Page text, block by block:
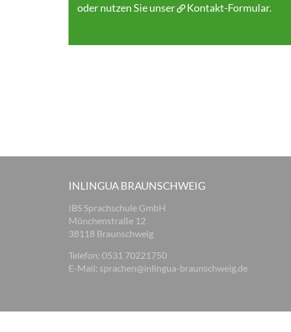
oder nutzen Sie unser Kontakt-Formular.
INLINGUA BRAUNSCHWEIG
IBS Sprachschule GmbH
Münchenstraße 12
38118 Braunschweig
Telefon: 0531 70221750
E-Mail: sprachen@inlingua-braunschweig.de